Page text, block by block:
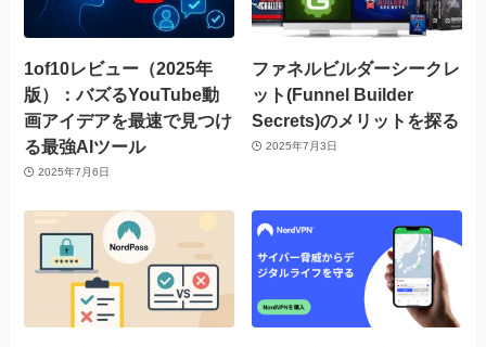
1of10レビュー（2025年
版）：バズるYouTube動
画アイデアを最速で見つけ
る最強AIツール
2025年7月6日
ファネルビルダーシークレ
ット(Funnel Builder
Secrets)のメリットを探る
2025年7月3日